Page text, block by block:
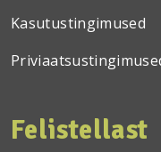
Kasutustingimused
Felistellast